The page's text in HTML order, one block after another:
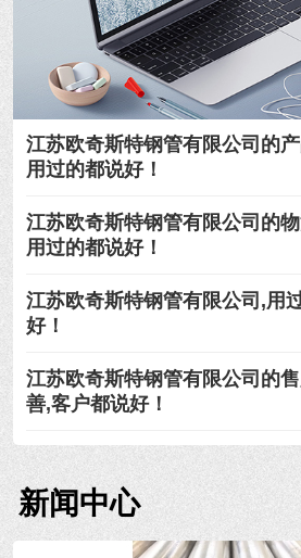
江苏欧奇斯特钢管有限公司的
用过的都说好！
江苏欧奇斯特钢管有限公司的
用过的都说好！
江苏欧奇斯特钢管有限公司,用
好！
江苏欧奇斯特钢管有限公司的
善,客户都说好！
新闻中心